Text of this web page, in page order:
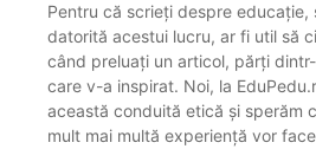
Pentru că scrieți despre educație,
datorită acestui lucru, ar fi util să
când preluați un articol, părți
care v-a inspirat. Noi, la
această conduită etică și sperăm
mult mai multă experiență vor